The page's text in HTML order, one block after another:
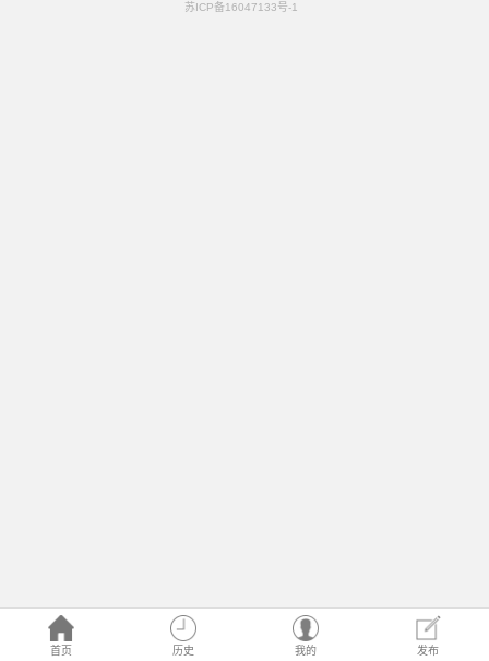
首页 历史 我的 发布
苏ICP备16047133号-1